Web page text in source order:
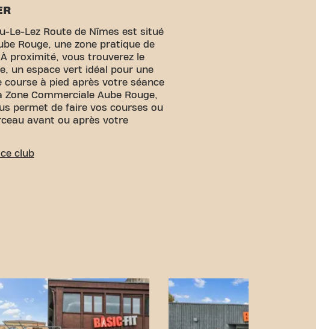
Le-Lez Route de Nîmes est situé
Rouge, une zone pratique de
proximité, vous trouverez le
un espace vert idéal pour une
course à pied après votre séance
Commerciale Aube Rouge,
permet de faire vos courses ou
avant ou après votre
Roch de Montpellier est
ceux qui voyagent enTrain.
central et nos connexions de
atteindre vos objectifs de
club